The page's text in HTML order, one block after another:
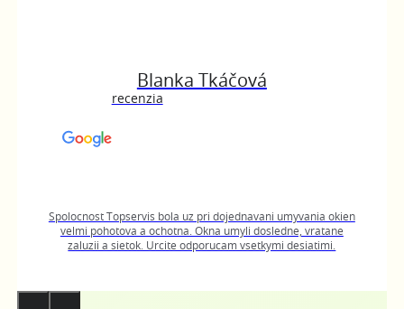
Blanka Tkáčová
recenzia
Spolocnost Topservis bola uz pri dojednavani umyvania okien
velmi pohotova a ochotna. Okna umyli dosledne, vratane
zaluzii a sietok. Urcite odporucam vsetkymi desiatimi.